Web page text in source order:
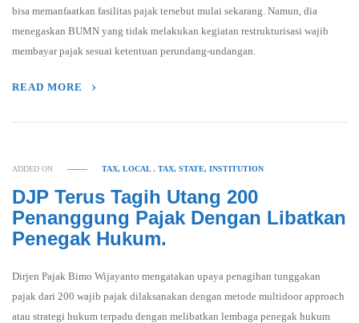
bisa memanfaatkan fasilitas pajak tersebut mulai sekarang. Namun, dia
menegaskan BUMN yang tidak melakukan kegiatan restrukturisasi wajib
membayar pajak sesuai ketentuan perundang-undangan.
READ MORE
ADDED ON TAX, LOCAL,TAX, STATE, INSTITUTION
DJP Terus Tagih Utang 200
Penanggung Pajak Dengan Libatkan
Penegak Hukum.
Dirjen Pajak Bimo Wijayanto mengatakan upaya penagihan tunggakan
pajak dari 200 wajib pajak dilaksanakan dengan metode multidoor approach
atau strategi hukum terpadu dengan melibatkan lembaga penegak hukum